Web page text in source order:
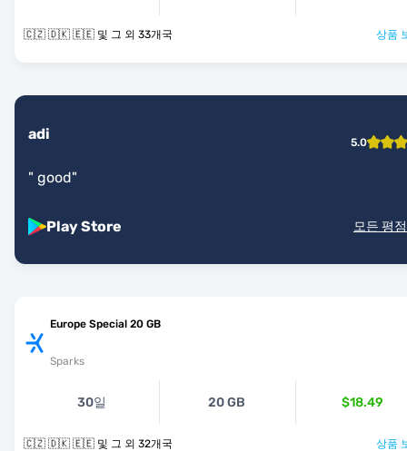
🇨🇿 🇩🇰 🇪🇪 및 그 외 33개국 상품
adi 5.0
" good"
Play Store 모든 평
Europe Special 20 GB
Sparks
30일 20 GB $18.49
🇨🇿 🇩🇰 🇪🇪 및 그 외 32개국 상품